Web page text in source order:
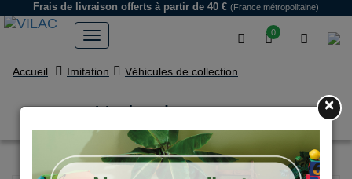
0
Frais de livraison offerts à partir de 40 € (France métropolitaine)
Accueil Imitation Véhicules de collection
Hydravion rouge ×